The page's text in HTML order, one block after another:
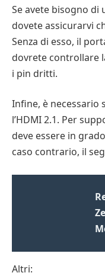
Se avete bisogno di
dovete assicurarvi
Senza di esso, il
dovrete controllare
i pin dritti.
Infine, è necessario
l’HDMI 2.1. Per
deve essere in
caso contrario, il
Altri: